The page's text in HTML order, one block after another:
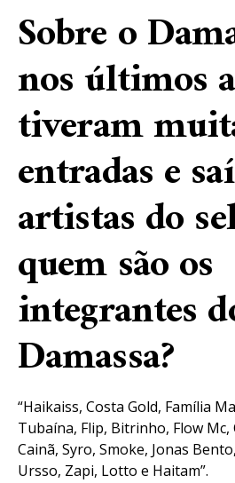
Sobre o
nos últimos
tiveram
entradas e
artistas do
quem são os
integrantes
Damassa?
“Haikaiss, Costa Gold, Família
Tubaína, Flip, Bitrinho, Flow Mc,
Cainã, Syro, Smoke, Jonas
Ursso, Zapi, Lotto e Haitam”.